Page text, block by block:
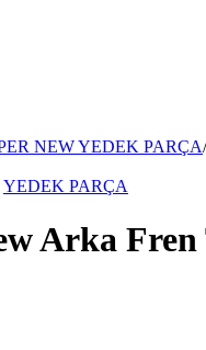
NEW YEDEK PARÇA/
YEDEK PARÇA
Arka Fren